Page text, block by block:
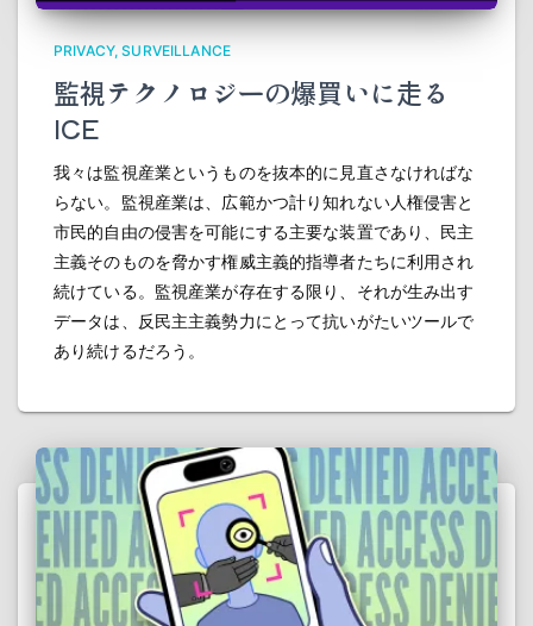
PRIVACY SURVEILLANCE
監視テクノロジーの爆買いに走る
ICE
我々は監視産業というものを抜本的に見直さなければな
らない。監視産業は、広範かつ計り知れない人権侵害と
市民的自由の侵害を可能にする主要な装置であり、民主
主義そのものを脅かす権威主義的指導者たちに利用され
続けている。監視産業が存在する限り、それが生み出す
データは、反民主主義勢力にとって抗いがたいツールで
あり続けるだろう。